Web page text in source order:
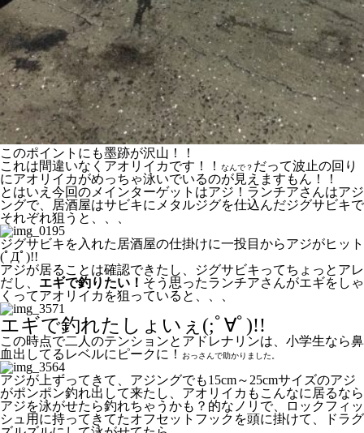
このポイントにも墨跡が沢山！！
これは間違いなくアオリイカです！！
なんで？ だって波止の回り
にアオリイカがめっちゃ泳いでいるのが見えますもん！！
とはいえ今回のメインターゲットはアジ！ランチアさんはアジ
ングで、居酒屋はサビキにメタルジグを仕込んだジグサビキで
それぞれ狙うと、、、
ジグサビキを入れた居酒屋の仕掛けに一投目からアジがヒット
(ﾟДﾟ)!!
アジが居ることは確認できたし、ジグサビキってちょっとアレ
だし、 エギで釣りたい！ そう思ったランチアさんがエギをしゃ
くってアオリイカを狙っていると、、、
エギで釣れたしょいぇ(;ﾟ∀ﾟ)!!
この時点で二人のテンションとアドレナリンは、小学生なら鼻
血出してるレベルにピークに！
おっさんで助かりました。
アジが上ずってきて、アジングでも15cm～25cmサイズのアジ
がポンポン釣れ出して来たし、アオリイカもこんなに居るなら
アジを泳がせたら釣れちゃうかも？的なノリで、ロックフィッ
シュ用に持ってきてたオフセットフックを頭に掛けて、ドラグ